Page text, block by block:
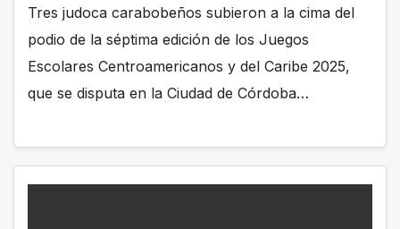
Tres judoca carabobeños subieron a la cima del
podio de la séptima edición de los Juegos
Escolares Centroamericanos y del Caribe 2025,
que se disputa en la Ciudad de Córdoba…